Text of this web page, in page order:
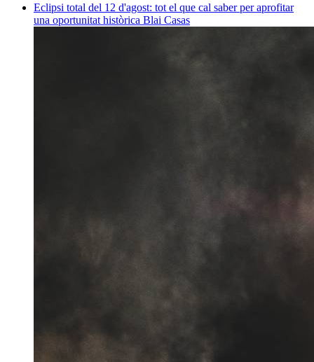
Eclipsi total del 12 d'agost: tot el que cal saber per aprofitar
una oportunitat històrica Blai Casas